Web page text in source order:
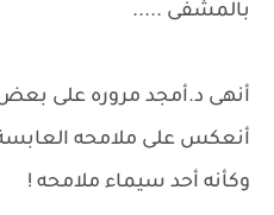
بالمشفى .....
أنهى د.أمجد مروره على
أنعكس على ملامحه
وكأنه أحد سيماء ملامحه !